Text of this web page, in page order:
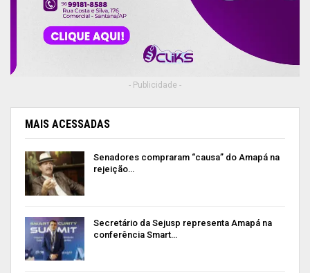
- Publicidade -
MAIS ACESSADAS
Senadores compraram “causa” do Amapá na
rejeição…
Secretário da Sejusp representa Amapá na
conferência Smart…